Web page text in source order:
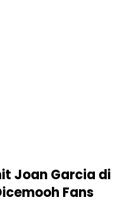
Joan Garcia di
Fans